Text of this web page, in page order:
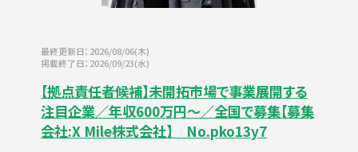
最終更新日：2026/08/06(木)
掲載終了日：2026/09/23(水)
【拠点責任者候補】未開拓市場で事業展開する
注目企業／年収600万円～／全国で募集【募集
会社:X Mile株式会社】 No.pko13y7